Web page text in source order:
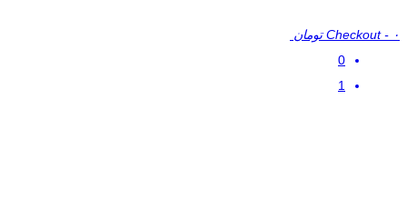
Checkout - ۰ تومان
0
1